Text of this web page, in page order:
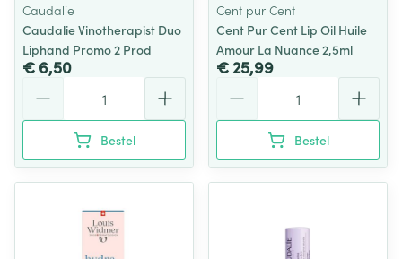
Caudalie
Caudalie Vinotherapist Duo
Liphand Promo 2 Prod
€ 6,50
Bestel
Cent pur Cent
Cent Pur Cent Lip Oil Huile
Amour La Nuance 2,5ml
€ 25,99
Bestel